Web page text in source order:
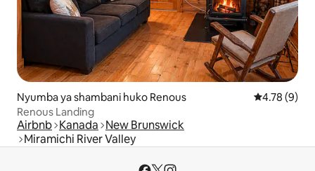
Nyumba ya shambani huko Renous Ukadiriaji
4.78 (9)
Renous Landing
Airbnb Kanada New Brunswick
Miramichi River Valley